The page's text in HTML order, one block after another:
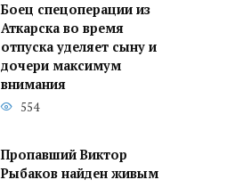
Боец спецоперации из
Аткарска во время
отпуска уделяет сыну и
дочери максимум
внимания
554
Пропавший Виктор
Рыбаков найден живым